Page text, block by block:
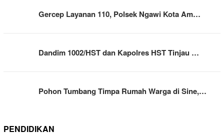
Gercep Layanan 110, Polsek Ngawi Kota Am…
Dandim 1002/HST dan Kapolres HST Tinjau …
Pohon Tumbang Timpa Rumah Warga di Sine,…
PENDIDIKAN